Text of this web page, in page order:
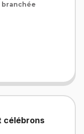
branchée
célébrons